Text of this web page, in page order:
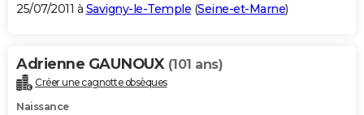
25/07/2011 à Savigny-le-Temple (Seine-et-Marne)
Adrienne GAUNOUX (101 ans)
Créer une cagnotte obsèques
Naissance